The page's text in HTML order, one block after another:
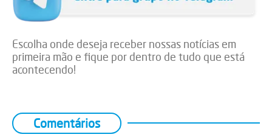
Escolha onde deseja receber nossas notícias em
primeira mão e fique por dentro de tudo que está
acontecendo!
Comentários